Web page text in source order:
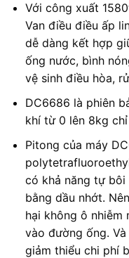
Với công xuất
Van điều điều ấp
dễ dàng kết hợp
ống nước, bình
vệ sinh điều hòa,
DC6686 là phiên
khí từ 0 lên 8kg
Pitong của máy
có khả năng tự
bằng dầu nhớt.
hại không ô nhiễm
vào đường ống.
giảm thiểu chi phí